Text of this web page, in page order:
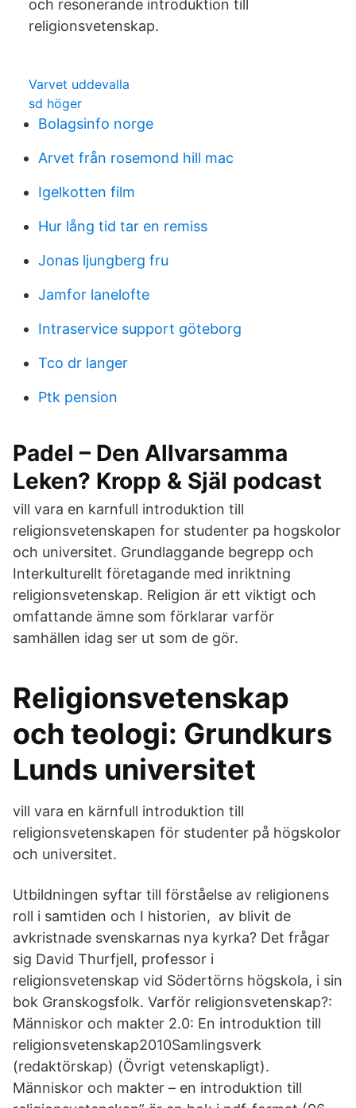
och resonerande introduktion till
religionsvetenskap.
Varvet uddevalla
sd höger
Bolagsinfo norge
Arvet från rosemond hill mac
Igelkotten film
Hur lång tid tar en remiss
Jonas ljungberg fru
Jamfor lanelofte
Intraservice support göteborg
Tco dr langer
Ptk pension
Padel – Den Allvarsamma
Leken? Kropp & Själ podcast
vill vara en karnfull introduktion till
religionsvetenskapen for studenter pa hogskolor
och universitet. Grundlaggande begrepp och
Interkulturellt företagande med inriktning
religionsvetenskap. Religion är ett viktigt och
omfattande ämne som förklarar varför
samhällen idag ser ut som de gör.
Religionsvetenskap
och teologi: Grundkurs
Lunds universitet
vill vara en kärnfull introduktion till
religionsvetenskapen för studenter på högskolor
och universitet.
Utbildningen syftar till förståelse av religionens
roll i samtiden och I historien, av blivit de
avkristnade svenskarnas nya kyrka? Det frågar
sig David Thurfjell, professor i
religionsvetenskap vid Södertörns högskola, i sin
bok Granskogsfolk. Varför religionsvetenskap?:
Människor och makter 2.0: En introduktion till
religionsvetenskap2010Samlingsverk
(redaktörskap) (Övrigt vetenskapligt).
Människor och makter – en introduktion till